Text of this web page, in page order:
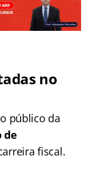
no
público da
de
fiscal.